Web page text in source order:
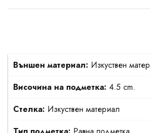
Външен материал: Изкуствен
Височина на подметка: 4.5 cm.
Стелка: Изкуствен материал